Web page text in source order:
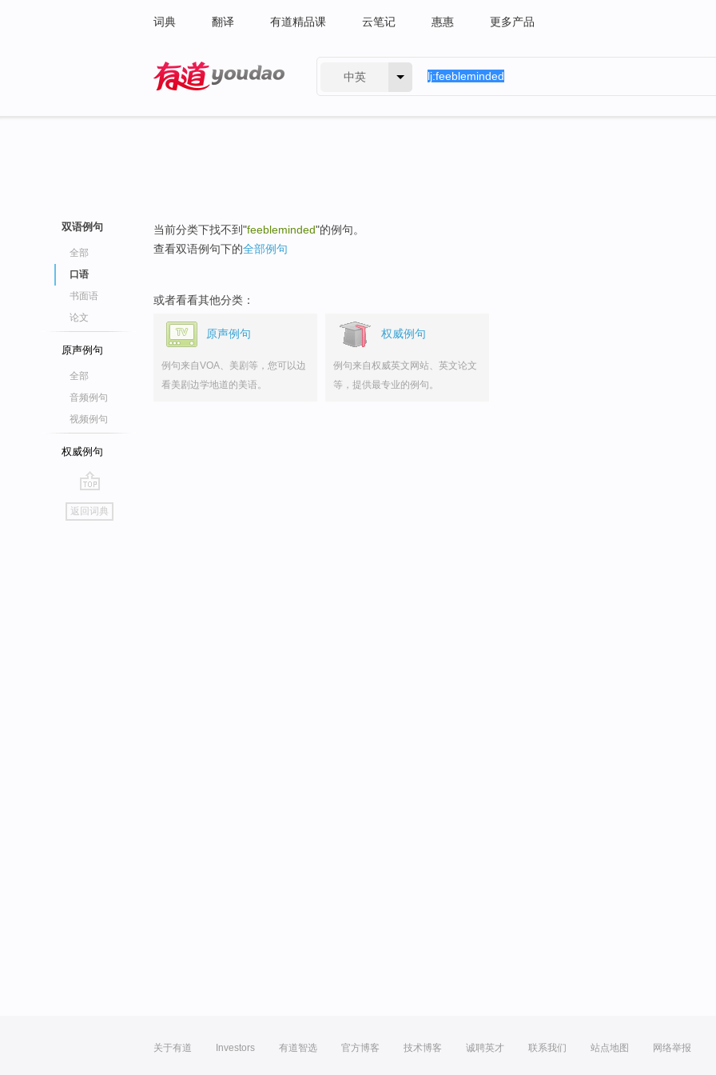
词典 翻译 有道精品课 云笔记 惠惠 更多产品
中英
双语例句
全部
口语
书面语
论文
原声例句
全部
音频例句
视频例句
权威例句
go
top
返回词典
当前分类下找不到"feebleminded"的例句。
查看双语例句下的全部例句
或者看看其他分类：
原声例句
例句来自VOA、美剧等，您可以边
看美剧边学地道的美语。
权威例句
例句来自权威英文网站、英文论文
等，提供最专业的例句。
关于有道 Investors 有道智选 官方博客 技术博客 诚聘英才 联系我们 站点地图 网络举报